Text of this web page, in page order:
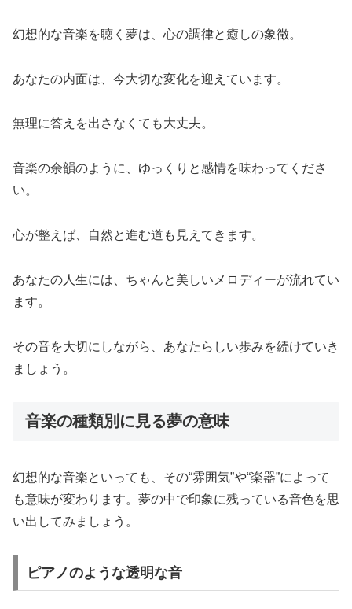
幻想的な音楽を聴く夢は、心の調律と癒しの象徴。
あなたの内面は、今大切な変化を迎えています。
無理に答えを出さなくても大丈夫。
音楽の余韻のように、ゆっくりと感情を味わってくださ
い。
心が整えば、自然と進む道も見えてきます。
あなたの人生には、ちゃんと美しいメロディーが流れてい
ます。
その音を大切にしながら、あなたらしい歩みを続けていき
ましょう。
音楽の種類別に見る夢の意味
幻想的な音楽といっても、その“雰囲気”や“楽器”によって
も意味が変わります。夢の中で印象に残っている音色を思
い出してみましょう。
ピアノのような透明な音